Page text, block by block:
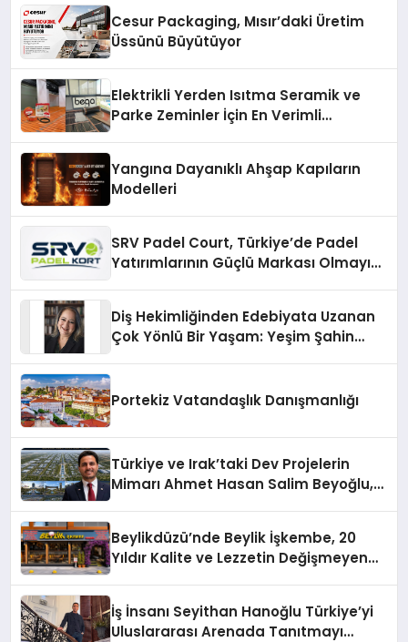
Cesur Packaging, Mısır’daki Üretim
Üssünü Büyütüyor
Elektrikli Yerden Isıtma Seramik ve
Parke Zeminler İçin En Verimli
Yangına Dayanıklı Ahşap Kapıların
Modelleri
SRV Padel Court, Türkiye’de Padel
Yatırımlarının Güçlü Markası Olmayı
Diş Hekimliğinden Edebiyata Uzanan
Çok Yönlü Bir Yaşam: Yeşim Şahin
Portekiz Vatandaşlık Danışmanlığı
Türkiye ve Irak’taki Dev Projelerin
Mimarı Ahmet Hasan Salim Beyoğlu,
Hayata Geçirecek
Beylikdüzü’nde Beylik İşkembe, 20
Yıldır Kalite ve Lezzetin Değişmeyen
İş İnsanı Seyithan Hanoğlu Türkiye’yi
Uluslararası Arenada Tanıtmayı